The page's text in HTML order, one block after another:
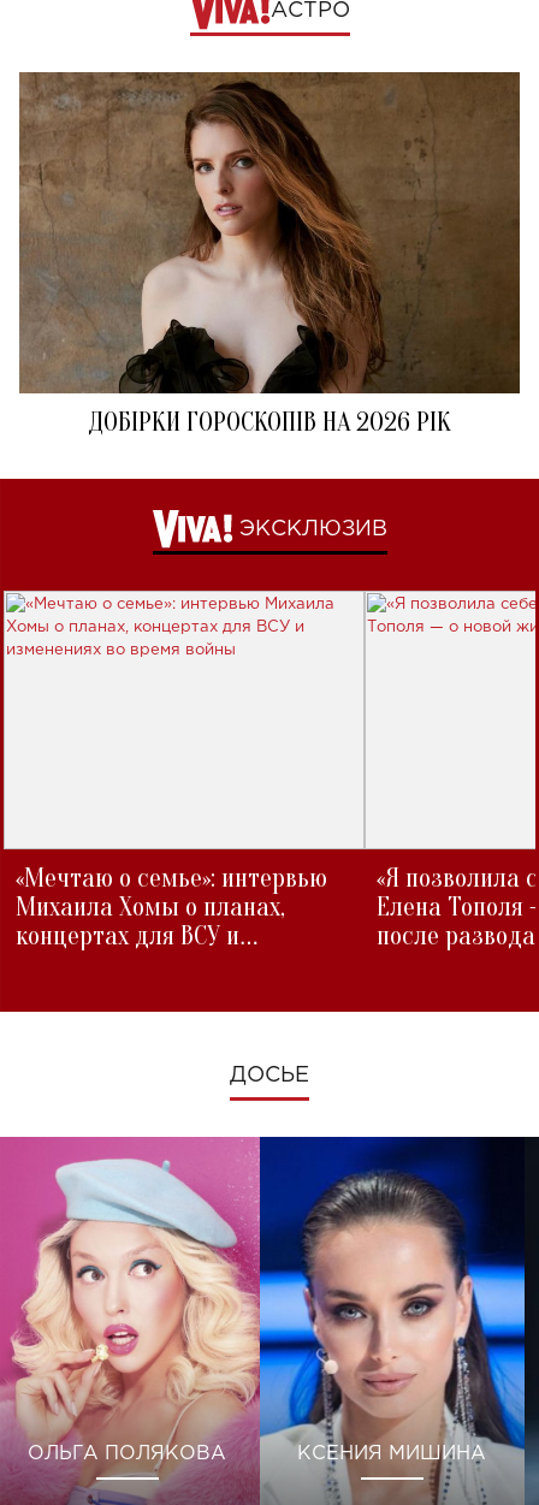
АСТРО
ДОБІРКИ ГОРОСКОПІВ НА 2026 РІК
ЭКСКЛЮЗИВ
«Мечтаю о семье»: интервью
Михаила Хомы о планах,
концертах для ВСУ и
«Я позволила
Елена Тополя
после развода
ДОСЬЕ
ОЛЬГА ПОЛЯКОВА КСЕНИЯ МИШИНА